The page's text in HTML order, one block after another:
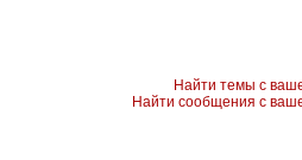
Найти темы с
Найти сообщения с